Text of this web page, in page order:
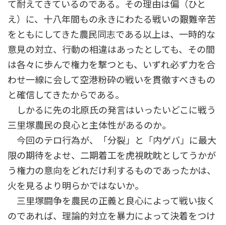
て耐えてきているのである。その理由は偏（ひと
え）に、十八年間もの永きにわたる戦いの艱難辛苦
をともにしてきた農民同志である以上は、一時的な
意見の対立、行動の相違はあったとしても、その間
は各々に歩んで権力を撃つとも、いずれ必ず力を合
わせ一線に会して空港粉砕の戦いを貫徹すべきもの
と確信してきたからである。
しかるに先の北原氏の発言はいったいどこに戦う
三里塚農民の良心と主体性があるのか。
今回のテロ行為が、「分裂」と「内ゲバ」に最大
限の期待をよせ、二期着工を虎視眈眈としてうかが
う権力の意向をどれだけ利するものであったかは、
火を見るより明らかではないか。
三里塚闘争を農民の正義と良心によって戦い抜く
のであれば、理論的対立を暴力によって決着をつけ